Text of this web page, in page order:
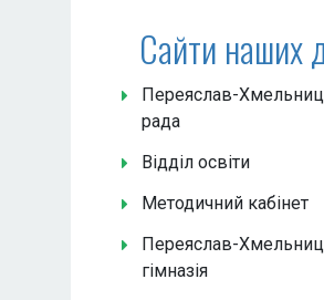
Сайти наших
Переяслав-
рада
Відділ освіти
Методичний кабінет
Переяслав-
гімназія